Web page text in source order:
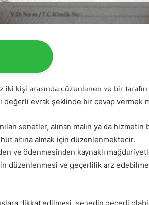
iki kişi arasında düzenlenen ve bir
değerli evrak şeklinde bir cevap vermek
senetler, alınan malın ya da
altına almak için düzenlenmektedir.
ve ödenmesinden kaynaklı
düzenlenmesi ve geçerlilik arz
dikkat edilmesi, senedin geçerli